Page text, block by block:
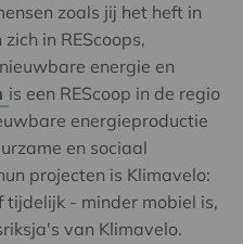
zoals jij het heft in
in REScoops,
energie en
is een REScoop in de regio
energieproductie
en sociaal
projecten is Klimavelo:
tijdelijk - minder mobiel is,
van Klimavelo.